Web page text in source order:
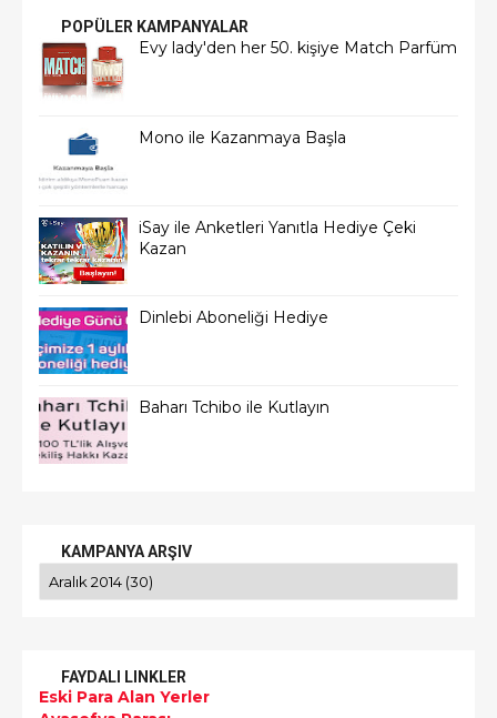
POPÜLER KAMPANYALAR
Evy lady'den her 50. kişiye Match Parfüm
Mono ile Kazanmaya Başla
iSay ile Anketleri Yanıtla Hediye Çeki
Kazan
Dinlebi Aboneliği Hediye
Baharı Tchibo ile Kutlayın
KAMPANYA ARŞIV
FAYDALI LINKLER
Eski Para Alan Yerler